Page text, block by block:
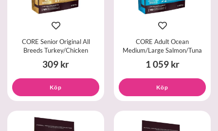
CORE Senior Original All
Breeds Turkey/Chicken
309 kr
Köp
CORE Adult Ocean
Medium/Large Salmon/Tuna
1 059 kr
Köp